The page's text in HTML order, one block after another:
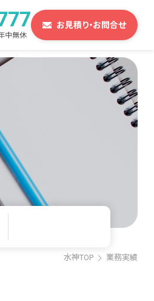
お見積り・お問合せ
水神TOP 業務実績